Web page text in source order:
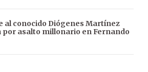
al conocido Diógenes Martínez
por asalto millonario en Fernando